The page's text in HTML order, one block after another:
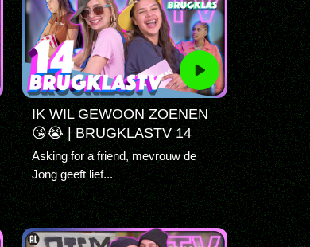
IK WIL GEWOON ZOENEN
😘😭 | BRUGKLASTV 14
Asking for a friend, mevrouw de
Jong geeft lief...